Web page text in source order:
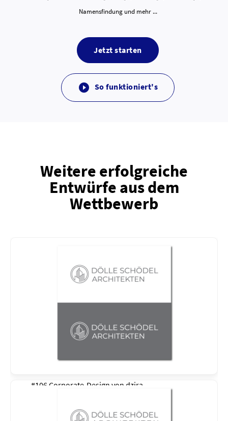
Namensfindung und mehr ...
Jetzt starten
 So funktioniert's
Weitere erfolgreiche
Entwürfe aus dem
Wettbewerb
#106 Corporate-Design von dzira